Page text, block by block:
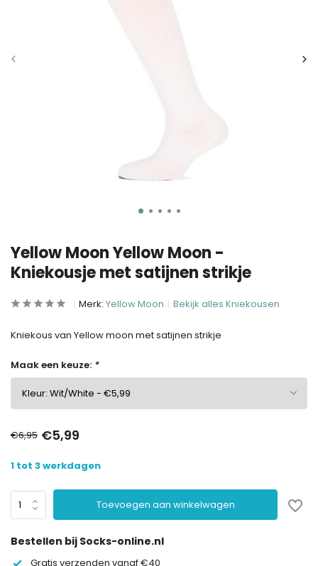
Yellow Moon Yellow Moon -
Kniekousje met satijnen strikje
Merk: Yellow Moon Bekijk alles Kniekousen
Kniekous van Yellow moon met satijnen strikje
Maak een keuze: *
€6,95 €5,99
1 tot 3 werkdagen
Toevoegen aan winkelwagen
Bestellen bij Socks-online.nl
Gratis verzenden vanaf €40